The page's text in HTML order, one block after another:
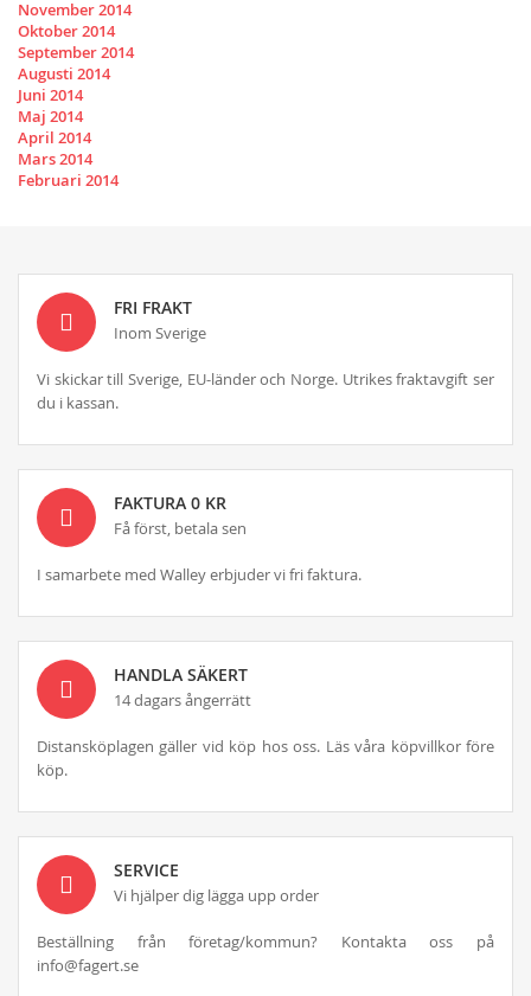
November 2014
Oktober 2014
September 2014
Augusti 2014
Juni 2014
Maj 2014
April 2014
Mars 2014
Februari 2014
FRI FRAKT
Inom Sverige
Vi skickar till Sverige, EU-länder och Norge. Utrikes fraktavgift ser
du i kassan.
FAKTURA 0 KR
Få först, betala sen
I samarbete med Walley erbjuder vi fri faktura.
HANDLA SÄKERT
14 dagars ångerrätt
Distansköplagen gäller vid köp hos oss. Läs våra köpvillkor före
köp.
SERVICE
Vi hjälper dig lägga upp order
Beställning från företag/kommun? Kontakta oss på
info@fagert.se